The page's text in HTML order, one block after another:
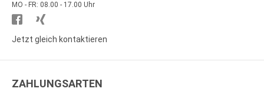
MO - FR: 08.00 - 17.00 Uhr
Besuchen
Sie
auf
Sie
auf
Jetzt gleich kontaktieren
ZAHLUNGSARTEN